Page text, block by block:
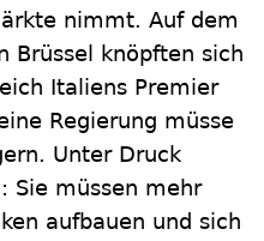
nimmt. Auf dem
Brüssel knöpften sich
Italiens Premier
Regierung müsse
Unter Druck
Sie müssen mehr
aufbauen und sich